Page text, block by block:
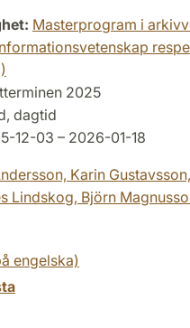
Masterprogram i
2025
dagtid
12-03 – 2026-01-18
Karin Gustavsson,
Lindskog, Björn
engelska)